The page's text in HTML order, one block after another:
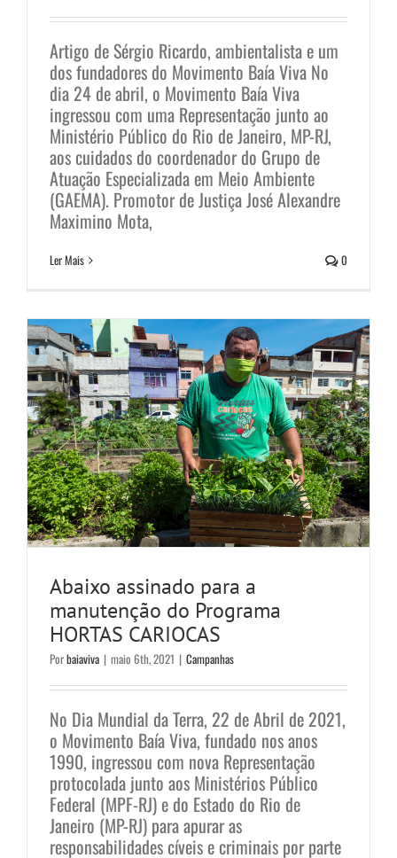
Artigo de Sérgio Ricardo, ambientalista e um
dos fundadores do Movimento Baía Viva No
dia 24 de abril, o Movimento Baía Viva
ingressou com uma Representação junto ao
Ministério Público do Rio de Janeiro, MP-RJ,
aos cuidados do coordenador do Grupo de
Atuação Especializada em Meio Ambiente
(GAEMA). Promotor de Justiça José Alexandre
Maximino Mota,
Ler Mais 0
Abaixo assinado para a
manutenção do Programa HORTAS
Abaixo assinado para a
manutenção do Programa
HORTAS CARIOCAS
Porbaiaviva | maio 6th, 2021 | Campanhas
No Dia Mundial da Terra, 22 de Abril de 2021,
o Movimento Baía Viva, fundado nos anos
1990, ingressou com nova Representação
protocolada junto aos Ministérios Público
Federal (MPF-RJ) e do Estado do Rio de
Janeiro (MP-RJ) para apurar as
responsabilidades cíveis e criminais por parte